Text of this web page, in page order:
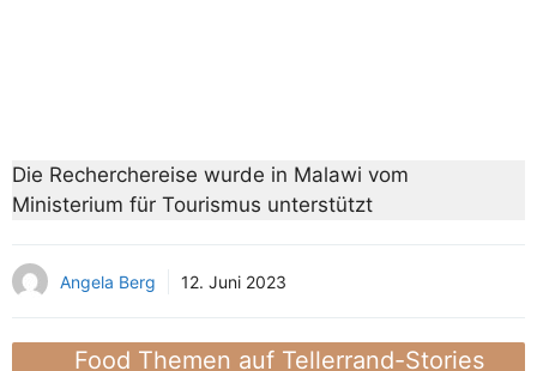
Die Recherchereise wurde in Malawi vom
Ministerium für Tourismus unterstützt
Angela Berg 12. Juni 2023
Food Themen auf Tellerrand-Stories